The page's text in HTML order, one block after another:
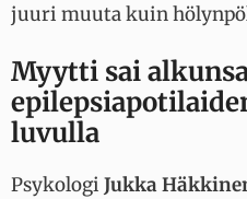
juuri muuta kuin
Myytti sai
luvulla
Psykologi Jukka